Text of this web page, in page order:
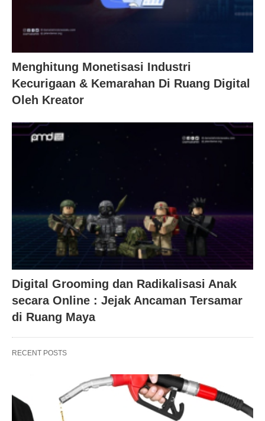
Menghitung Monetisasi Industri
Kecurigaan & Kemarahan Di Ruang Digital
Oleh Kreator
Digital Grooming dan Radikalisasi Anak
secara Online : Jejak Ancaman Tersamar
di Ruang Maya
RECENT POSTS